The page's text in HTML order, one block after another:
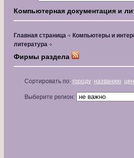
Компьютерная документация и
Главная страница Компьютеры и
литература
Фирмы раздела
Сортировать по: городу названию
Выберите регион: